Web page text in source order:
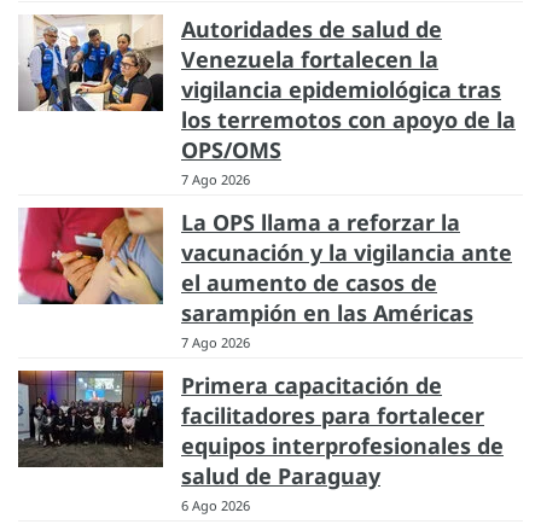
Autoridades de salud de
Venezuela fortalecen la
vigilancia epidemiológica tras
los terremotos con apoyo de la
OPS/OMS
7 Ago 2026
La OPS llama a reforzar la
vacunación y la vigilancia ante
el aumento de casos de
sarampión en las Américas
7 Ago 2026
Primera capacitación de
facilitadores para fortalecer
equipos interprofesionales de
salud de Paraguay
6 Ago 2026